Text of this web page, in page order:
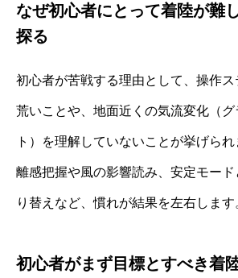
なぜ初心者にとって着陸が難
探る
初心者が苦戦する理由として、操作
荒いことや、地面近くの気流変化（グ
ト）を理解していないことが挙げら
離感把握や風の影響読み、安定モー
り替えなど、慣れが結果を左右します
初心者がまず目標とすべき着